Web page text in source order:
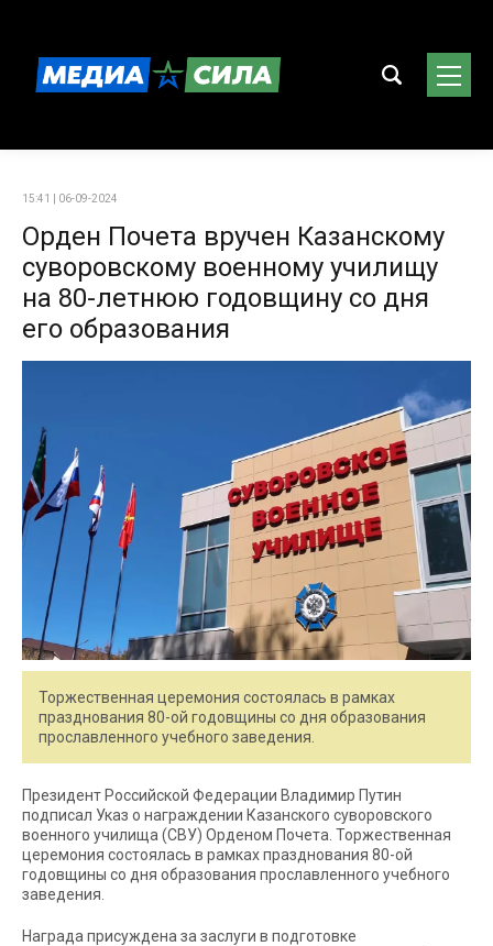
15:41 | 06-09-2024
Орден Почета вручен Казанскому
суворовскому военному училищу
на 80-летнюю годовщину со дня
его образования
Торжественная церемония состоялась в рамках
празднования 80-ой годовщины со дня образования
прославленного учебного заведения.
Президент Российской Федерации Владимир Путин
подписал Указ о награждении Казанского суворовского
военного училища (СВУ) Орденом Почета. Торжественная
церемония состоялась в рамках празднования 80-ой
годовщины со дня образования прославленного учебного
заведения.
Награда присуждена за заслуги в подготовке